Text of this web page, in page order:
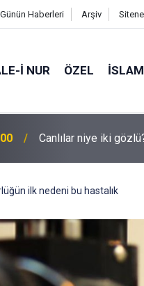
Günün Haberleri Arşiv
I NUR ÖZEL İSLAM
Sosyal medya,
ilk nedeni bu hastalık